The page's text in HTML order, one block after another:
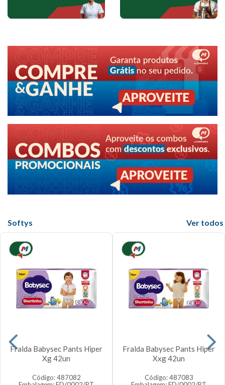
Softys
Fralda Babysec Pants Hiper
Xg 42un
Código: 487082
Fralda Babysec Pants Hiper
Xxg 42un
Código: 487083